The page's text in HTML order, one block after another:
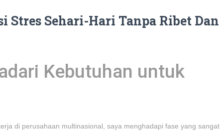
Stres Sehari-Hari Tanpa Ribet Dan
Kebutuhan untuk
di perusahaan multinasional, saya menghadapi fase yang sangat